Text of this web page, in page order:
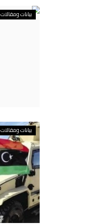
بيانات ومقالات
بيانات ومقالات